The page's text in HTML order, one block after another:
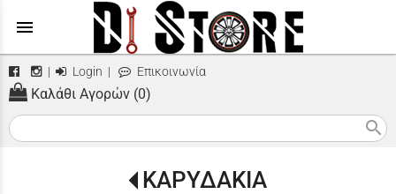
menu
| Login | Επικοινωνία
Καλάθι Αγορών (0)
search
ΚΑΡΥΔΑΚΙΑ